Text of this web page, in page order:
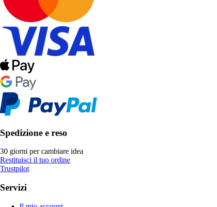
Spedizione e reso
30 giorni per cambiare idea
Restituisci il tuo ordine
Trustpilot
Servizi